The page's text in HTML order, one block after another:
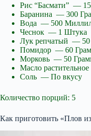
Рис “Басмати” —
Баранина — 300
Вода — 500
Чеснок — 1 Штука
Лук репчатый — 50
Помидор — 60
Морковь — 50
Масло
Соль — По вкусу
Количество порций: 5
Как приготовить «Плов